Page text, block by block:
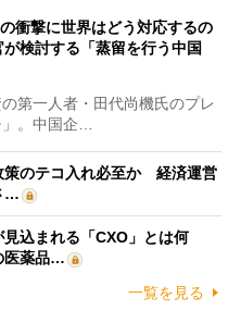
衝撃に世界はどう対応するの
検討する「蒸留を行う中国
第一人者・田代尚機氏のプレ
」。中国企…
策のテコ入れ必至か 経済運営
…
込まれる「CXO」とは何
医薬品…
一覧を見る